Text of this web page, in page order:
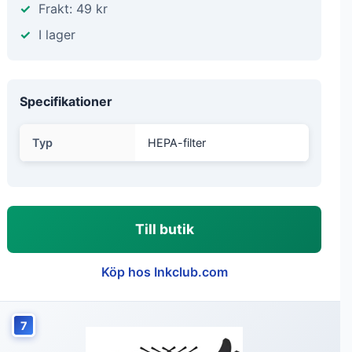
Frakt: 49 kr
I lager
Specifikationer
Typ HEPA-filter
Till butik
Köp hos Inkclub.com
7